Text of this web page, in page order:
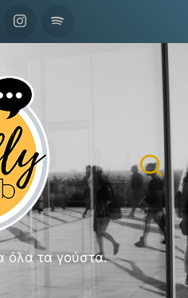
InstagramSpotify
όλα τα γούστα.